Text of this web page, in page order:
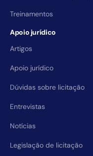
Treinamentos
Apoio jurídico
Artigos
Apoio jurídico
Dúvidas sobre licitação
Entrevistas
Notícias
Legislação de licitação